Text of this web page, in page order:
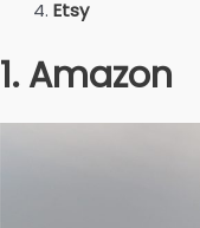
Etsy
1. Amazon